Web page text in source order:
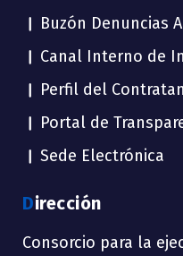
Buzón Denuncias
Canal Interno de
Perfil del
Portal de
Sede Electrónica
Dirección
Consorcio para la